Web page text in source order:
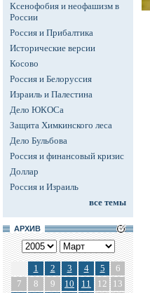
Ксенофобия и неофашизм в
России
Россия и Прибалтика
Исторические версии
Косово
Россия и Белоруссия
Израиль и Палестина
Дело ЮКОСа
Защита Химкинского леса
Дело Бульбова
Россия и финансовый кризис
Доллар
Россия и Израиль
все темы
АРХИВ
1 2 3 4 5
6
7
8 9 10 11 12
13